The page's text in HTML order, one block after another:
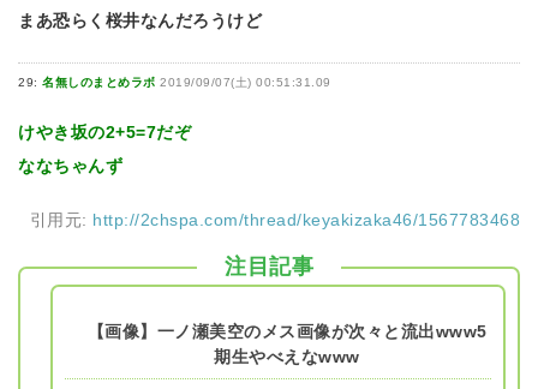
まあ恐らく桜井なんだろうけど
29: 名無しのまとめラボ 2019/09/07(土) 00:51:31.09
けやき坂の2+5=7だぞ
ななちゃんず
引用元: http://2chspa.com/thread/keyakizaka46/1567783468
注目記事
【画像】一ノ瀬美空のメス画像が次々と流出www5
期生やべえなwww